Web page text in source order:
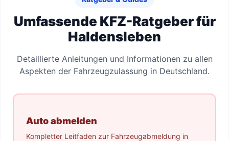
Umfassende KFZ-Ratgeber für
Haldensleben
Detaillierte Anleitungen und Informationen zu allen
Aspekten der Fahrzeugzulassung in Deutschland.
Auto abmelden
Kompletter Leitfaden zur Fahrzeugabmeldung in